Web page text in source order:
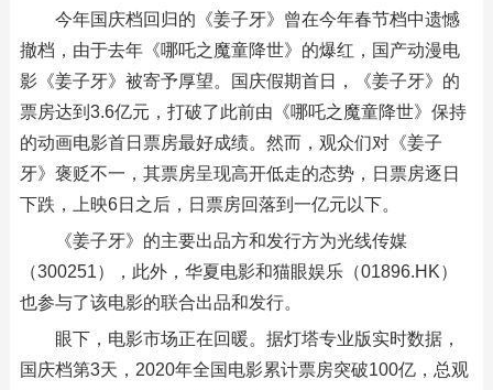
今年国庆档回归的《姜子牙》曾在今年春节档中遗憾
撤档，由于去年《哪吒之魔童降世》的爆红，国产动漫电
影《姜子牙》被寄予厚望。国庆假期首日，《姜子牙》的
票房达到3.6亿元，打破了此前由《哪吒之魔童降世》保持
的动画电影首日票房最好成绩。然而，观众们对《姜子
牙》褒贬不一，其票房呈现高开低走的态势，日票房逐日
下跌，上映6日之后，日票房回落到一亿元以下。
《姜子牙》的主要出品方和发行方为光线传媒
（300251），此外，华夏电影和猫眼娱乐（01896.HK）
也参与了该电影的联合出品和发行。
眼下，电影市场正在回暖。据灯塔专业版实时数据，
国庆档第3天，2020年全国电影累计票房突破100亿，总观